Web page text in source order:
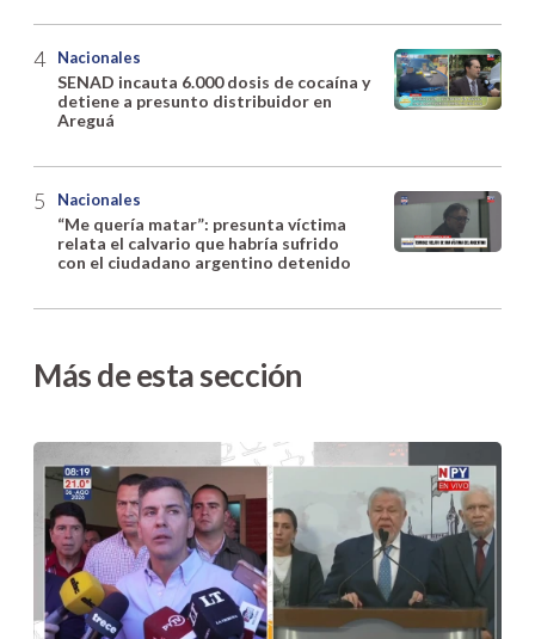
Nacionales
SENAD incauta 6.000 dosis de cocaína y
detiene a presunto distribuidor en
Areguá
Nacionales
“Me quería matar”: presunta víctima
relata el calvario que habría sufrido
con el ciudadano argentino detenido
Más de esta sección